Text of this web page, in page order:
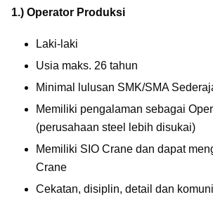
1.) Operator Produksi
Laki-laki
Usia maks. 26 tahun
Minimal lulusan SMK/SMA
Memiliki pengalaman sebagai
(perusahaan steel lebih disukai)
Memiliki SIO Crane dan dapat
Crane
Cekatan, disiplin, detail dan